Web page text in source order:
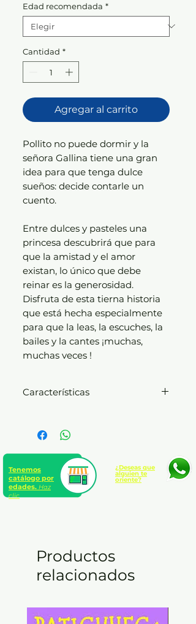
Edad recomendada *
Cantidad *
Agregar al carrito
Pollito no puede dormir y la
señora Gallina tiene una gran
idea para que tenga dulce
sueños: decide contarle un
cuento.
Entre dulces y pasteles una
princesa descubrirá que para
que la amistad y el amor
existan, lo único que debe
reinar es la generosidad.
Disfruta de esta tierna historia
que está hecha especialmente
para que la leas, la escuches, la
bailes y la cantes ¡muchas,
muchas veces !
Características
Presentación:
s/cub. (cartoné)
Número de páginas:
Edad:
A partir de 7 años
Tenemos
catálogo por
edades. Haz
clic
¿Deseas que
alguien te
oriente?
Productos
relacionados